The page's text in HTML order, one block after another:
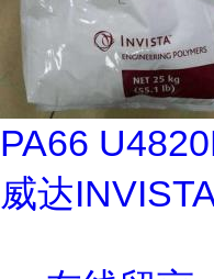
PA66
威达